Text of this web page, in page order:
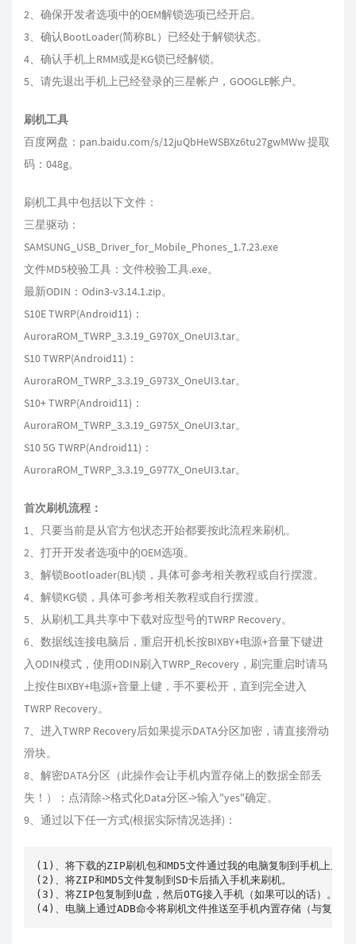
2、确保开发者选项中的OEM解锁选项已经开启。
3、确认BootLoader(简称BL）已经处于解锁状态。
4、确认手机上RMM或是KG锁已经解锁。
5、请先退出手机上已经登录的三星帐户，GOOGLE帐户。
刷机工具
百度网盘：pan.baidu.com/s/12juQbHeWSBXz6tu27gwMWw 提取
码：048g。
刷机工具中包括以下文件：
三星驱动：
SAMSUNG_USB_Driver_for_Mobile_Phones_1.7.23.exe
文件MD5校验工具：文件校验工具.exe。
最新ODIN：Odin3-v3.14.1.zip。
S10E TWRP(Android11)：
AuroraROM_TWRP_3.3.19_G970X_OneUI3.tar。
S10 TWRP(Android11)：
AuroraROM_TWRP_3.3.19_G973X_OneUI3.tar。
S10+ TWRP(Android11)：
AuroraROM_TWRP_3.3.19_G975X_OneUI3.tar。
S10 5G TWRP(Android11)：
AuroraROM_TWRP_3.3.19_G977X_OneUI3.tar。
首次刷机流程：
1、只要当前是从官方包状态开始都要按此流程来刷机。
2、打开开发者选项中的OEM选项。
3、解锁Bootloader(BL)锁，具体可参考相关教程或自行摆渡。
4、解锁KG锁，具体可参考相关教程或自行摆渡。
5、从刷机工具共享中下载对应型号的TWRP Recovery。
6、数据线连接电脑后，重启开机长按BIXBY+电源+音量下键进
入ODIN模式，使用ODIN刷入TWRP_Recovery，刷完重启时请马
上按住BIXBY+电源+音量上键，手不要松开，直到完全进入
TWRP Recovery。
7、进入TWRP Recovery后如果提示DATA分区加密，请直接滑动
滑块。
8、解密DATA分区（此操作会让手机内置存储上的数据全部丢
失！）：点清除->格式化Data分区->输入"yes"确定。
9、通过以下任一方式(根据实际情况选择)：
(1)、将下载的ZIP刷机包和MD5文件通过我的电脑复制到手机上。
(2)、将ZIP和MD5文件复制到SD卡后插入手机来刷机。
(3)、将ZIP包复制到U盘，然后OTG接入手机（如果可以的话）。
(4)、电脑上通过ADB命令将刷机文件推送至手机内置存储（与